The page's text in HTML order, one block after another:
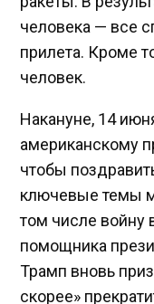
человека — все
прилета. Кроме
человек.
Накануне, 14
американскому
чтобы
ключевые темы
том числе войну
помощника
Трамп вновь
скорее»